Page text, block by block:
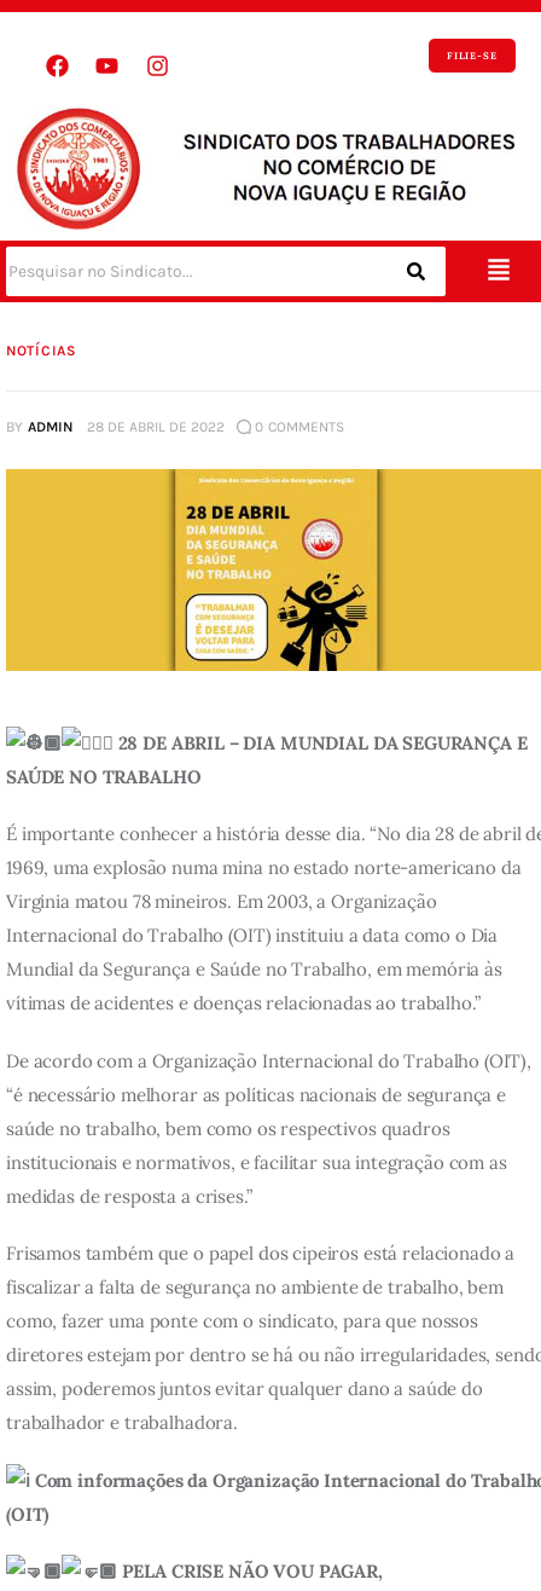
FILIE-SE
NOTÍCIAS
BY ADMIN 28 DE ABRIL DE 2022 0 COMMENTS
28 DE ABRIL – DIA MUNDIAL DA SEGURANÇA E
SAÚDE NO TRABALHO
É importante conhecer a história desse dia. “No dia 28 de abril
1969, uma explosão numa mina no estado norte-americano da
Virginia matou 78 mineiros. Em 2003, a Organização
Internacional do Trabalho (OIT) instituiu a data como o Dia
Mundial da Segurança e Saúde no Trabalho, em memória às
vítimas de acidentes e doenças relacionadas ao trabalho.”
De acordo com a Organização Internacional do Trabalho (OIT),
“é necessário melhorar as políticas nacionais de segurança e
saúde no trabalho, bem como os respectivos quadros
institucionais e normativos, e facilitar sua integração com as
medidas de resposta a crises.”
Frisamos também que o papel dos cipeiros está relacionado a
fiscalizar a falta de segurança no ambiente de trabalho, bem
como, fazer uma ponte com o sindicato, para que nossos
diretores estejam por dentro se há ou não irregularidades,
assim, poderemos juntos evitar qualquer dano a saúde do
trabalhador e trabalhadora.
Com informações da Organização Internacional do
(OIT)
PELA CRISE NÃO VOU PAGAR,